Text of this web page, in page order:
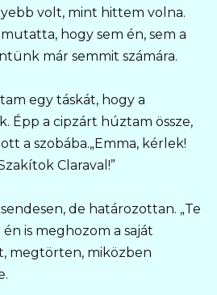
volt, mint hittem volna.
hogy sem én, sem a
már semmit számára.
egy táskát, hogy a
Épp a cipzárt húztam össze,
a szobába.„Emma, kérlek!
Claraval!”
de határozottan. „Te
is meghozom a saját
megtörten, miközben